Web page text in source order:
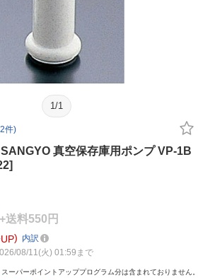
1 /1
件)
真空保存庫用ポンプ VP-1B
+送料550円
内訳
08/11(火) 01:59まで
スーパーポイントアッププログラム分は含まれておりません。